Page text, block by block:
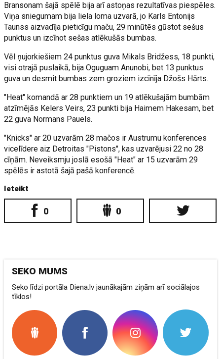
Bransonam šajā spēlē bija arī astoņas rezultatīvas piespēles.
Viņa sniegumam bija liela loma uzvarā, jo Karls Entonijs
Taunss aizvadīja pieticīgu maču, 29 minūtēs gūstot sešus
punktus un izcīnot sešas atlēkušās bumbas.
Vēl ņujorkiešiem 24 punktus guva Mikals Bridžess, 18 punkti,
visi otrajā puslaikā, bija Oguguam Anunobi, bet 13 punktus
guva un desmit bumbas zem groziem izcīnīja Džošs Hārts.
"Heat" komandā ar 28 punktiem un 19 atlēkušajām bumbām
atzīmējās Kelers Veirs, 23 punkti bija Haimem Hakesam, bet
22 guva Normans Pauels.
"Knicks" ar 20 uzvarām 28 mačos ir Austrumu konferences
vicelīdere aiz Detroitas "Pistons", kas uzvarējusi 22 no 28
cīņām. Neveiksmju joslā esošā "Heat" ar 15 uzvarām 29
spēlēs ir astotā šajā pašā konferencē.
Ieteikt
0 0
SEKO MUMS
Seko līdzi portāla Diena.lv jaunākajām ziņām arī sociālajos
tīklos!